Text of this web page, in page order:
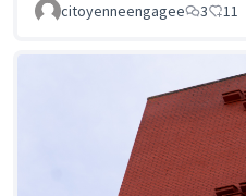
citoyenneengagee 3 11